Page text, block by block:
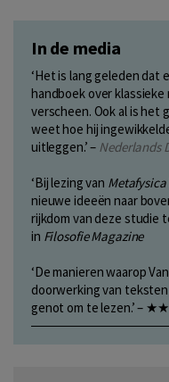
In de media
‘Het is lang geleden dat
handboek over
verscheen. Ook al is het
weet hoe hij
uitleggen.’ – Nederlands
‘Bij lezing van Metafysica
nieuwe ideeën naar
rijkdom van deze studie
in Filosofie Magazine
‘De manieren waarop
doorwerking van
genot om te lezen.’ –